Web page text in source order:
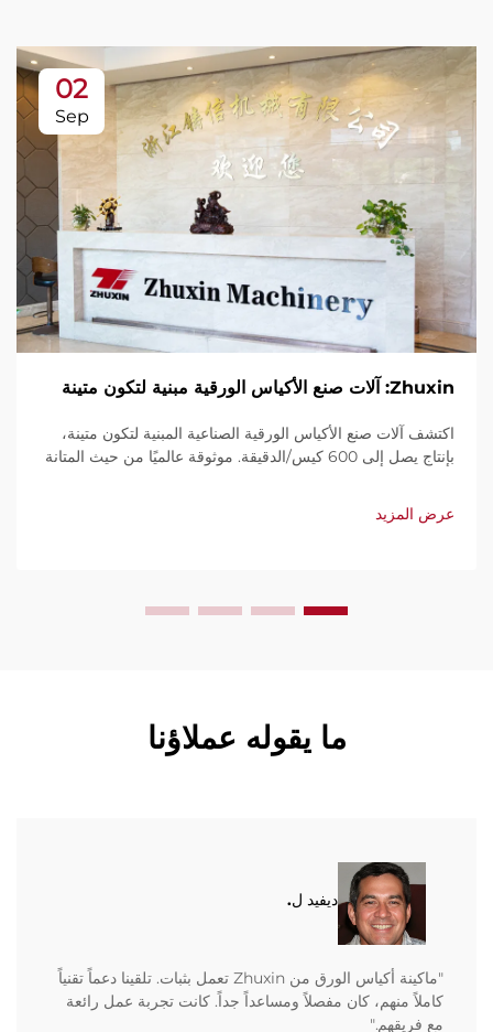
02
Sep
Zhuxin: آلات صنع الأكياس الورقية مبنية لتكون متينة
اكتشف آلات صنع الأكياس الورقية الصناعية المبنية لتكون متينة،
بإنتاج يصل إلى 600 كيس/الدقيقة. موثوقة عالميًا من حيث المتانة
وخدمة سريعة. اطلب عرض سعر اليوم.
عرض المزيد
ما يقوله عملاؤنا
ديفيد ل.
"ماكينة أكياس الورق من Zhuxin تعمل بثبات. تلقينا دعماً تقنياً
كاملاً منهم، كان مفصلاً ومساعداً جداً. كانت تجربة عمل رائعة
مع فريقهم."